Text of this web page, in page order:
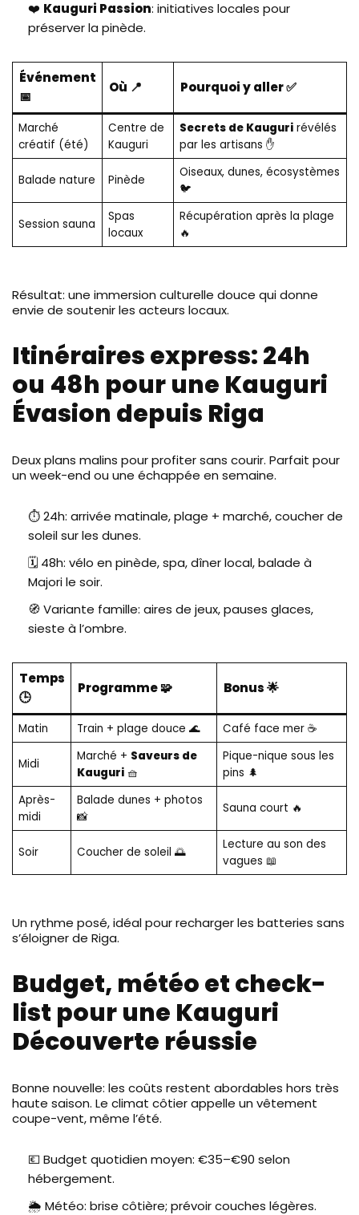
❤️ Kauguri Passion: initiatives locales pour
préserver la pinède.
Événement
📅
Où 📍 Pourquoi y aller ✅
Marché
créatif (été)
Centre de
Kauguri
Secrets de Kaugurirévélés
par les artisans ✋
Balade nature Pinède
Oiseaux, dunes, écosystèmes
🐦
Session sauna
Spas
locaux
Récupération après la plage
🔥
Résultat: une immersion culturelle douce qui donne
envie de soutenir les acteurs locaux.
Itinéraires express: 24h
ou 48h pour une Kauguri
Évasion depuis Riga
Deux plans malins pour profiter sans courir. Parfait pour
un week-end ou une échappée en semaine.
⏱️ 24h: arrivée matinale, plage + marché, coucher de
soleil sur les dunes.
🗓️ 48h: vélo en pinède, spa, dîner local, balade à
Majori le soir.
🧭 Variante famille: aires de jeux, pauses glaces,
sieste à l’ombre.
Temps
🕒
Programme 🧩 Bonus 🌟
Matin Train + plage douce 🌊 Café face mer ☕
Midi
Marché + Saveurs de
Kauguri🧺
Pique-nique sous les
pins 🌲
Après-
midi
Balade dunes + photos
📸
Sauna court 🔥
Soir Coucher de soleil 🌅
Lecture au son des
vagues 📖
Un rythme posé, idéal pour recharger les batteries sans
s’éloigner de Riga.
Budget, météo et check-
list pour une Kauguri
Découverte réussie
Bonne nouvelle: les coûts restent abordables hors très
haute saison. Le climat côtier appelle un vêtement
coupe-vent, même l’été.
💶 Budget quotidien moyen: €35–€90 selon
hébergement.
🌦️ Météo: brise côtière; prévoir couches légères.